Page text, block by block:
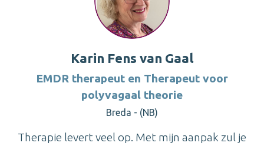
Karin Fens van Gaal
EMDR therapeut en Therapeut voor
polyvagaal theorie
Breda - (NB)
Therapie levert veel op. Met mijn aanpak zul je